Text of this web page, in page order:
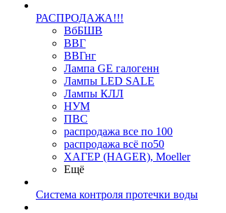
РАСПРОДАЖА!!!
ВбБШВ
ВВГ
ВВГнг
Лампа GE галогенн
Лампы LED SALE
Лампы КЛЛ
НУМ
ПВС
распродажа все по 100
распродажа всё по50
ХАГЕР (HAGER), Moeller
Ещё
Система контроля протечки воды